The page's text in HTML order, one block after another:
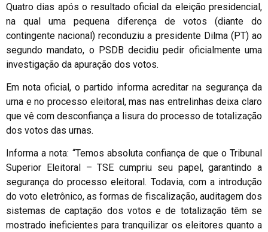
Quatro dias após o resultado oficial da eleição presidencial,
na qual uma pequena diferença de votos (diante do
contingente nacional) reconduziu a presidente Dilma (PT) ao
segundo mandato, o PSDB decidiu pedir oficialmente uma
investigação da apuração dos votos.
Em nota oficial, o partido informa acreditar na segurança da
urna e no processo eleitoral, mas nas entrelinhas deixa claro
que vê com desconfiança a lisura do processo de totalização
dos votos das urnas.
Informa a nota: “Temos absoluta confiança de que o Tribunal
Superior Eleitoral – TSE cumpriu seu papel, garantindo a
segurança do processo eleitoral. Todavia, com a introdução
do voto eletrônico, as formas de fiscalização, auditagem dos
sistemas de captação dos votos e de totalização têm se
mostrado ineficientes para tranquilizar os eleitores quanto a